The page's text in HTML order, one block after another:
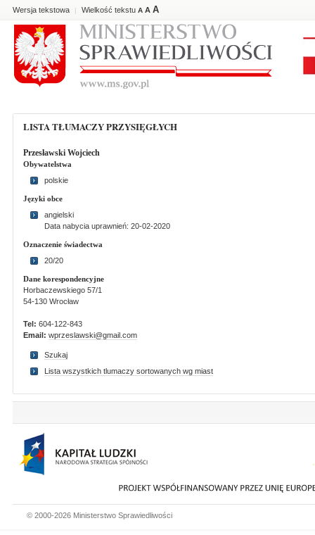
Wersja tekstowa | Wielkość tekstu A A A
LISTA TŁUMACZY PRZYSIĘGŁYCH
Przesławski Wojciech
Obywatelstwa
polskie
Języki obce
angielski
Data nabycia uprawnień: 20-02-2020
Oznaczenie świadectwa
20/20
Dane korespondencyjne
Horbaczewskiego 57/1
54-130 Wrocław
Tel: 604-122-843
Email: wprzeslawski@gmail.com
Szukaj
Lista wszystkich tlumaczy sortowanych wg miast
© 2000-2026 Ministerstwo Sprawiedliwości